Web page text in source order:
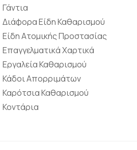
Γάντια
Διάφορα Είδη Καθαρισμού
Είδη Ατομικής Προστασίας
Επαγγελματικά Χαρτικά
Εργαλεία Καθαρισμού
Κάδοι Απορριμάτων
Καρότσια Καθαρισμού
Κοντάρια